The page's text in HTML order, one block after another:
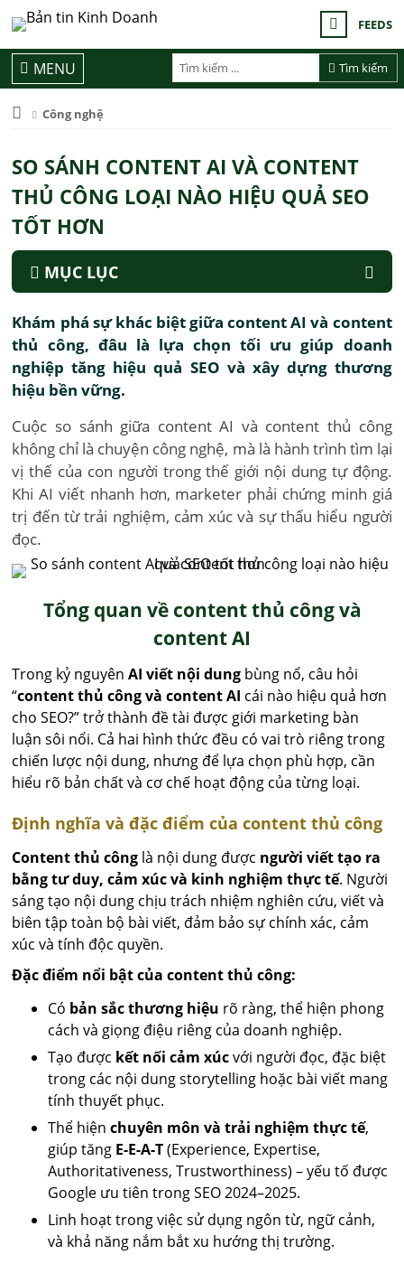
FEEDS
Tìm kiếm
MENU
Công nghệ
SO SÁNH CONTENT AI VÀ CONTENT
THỦ CÔNG LOẠI NÀO HIỆU QUẢ SEO
TỐT HƠN
MỤC LỤC
Khám phá sự khác biệt giữa content AI và content
thủ công, đâu là lựa chọn tối ưu giúp doanh
nghiệp tăng hiệu quả SEO và xây dựng thương
hiệu bền vững.
Cuộc so sánh giữa content AI và content thủ công
không chỉ là chuyện công nghệ, mà là hành trình tìm lại
vị thế của con người trong thế giới nội dung tự động.
Khi AI viết nhanh hơn, marketer phải chứng minh giá
trị đến từ trải nghiệm, cảm xúc và sự thấu hiểu người
đọc.
Tổng quan về content thủ công và
content AI
Trong kỷ nguyênAI viết nội dung bùng nổ, câu hỏi
“content thủ công và content AI cái nào hiệu quả hơn
cho SEO?” trở thành đề tài được giới marketing bàn
luận sôi nổi. Cả hai hình thức đều có vai trò riêng trong
chiến lược nội dung, nhưng để lựa chọn phù hợp, cần
hiểu rõ bản chất và cơ chế hoạt động của từng loại.
Định nghĩa và đặc điểm của content thủ công
Content thủ công là nội dung được người viết tạo ra
bằng tư duy, cảm xúc và kinh nghiệm thực tế. Người
sáng tạo nội dung chịu trách nhiệm nghiên cứu, viết và
biên tập toàn bộ bài viết, đảm bảo sự chính xác, cảm
xúc và tính độc quyền.
Đặc điểm nổi bật của content thủ công:
Có bản sắc thương hiệu rõ ràng, thể hiện phong
cách và giọng điệu riêng của doanh nghiệp.
Tạo được kết nối cảm xúcvới người đọc, đặc biệt
trong các nội dung storytelling hoặc bài viết mang
tính thuyết phục.
Thể hiệnchuyên môn và trải nghiệm thực tế,
giúp tăng E-E-A-T(Experience, Expertise,
Authoritativeness, Trustworthiness) – yếu tố được
Google ưu tiên trong SEO 2024–2025.
Linh hoạt trong việc sử dụng ngôn từ, ngữ cảnh,
và khả năng nắm bắt xu hướng thị trường.